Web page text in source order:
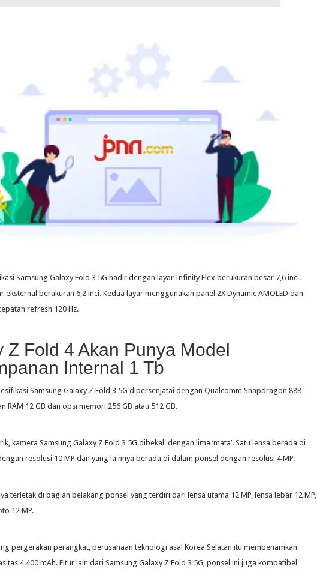
Samsung Galaxy Fold 3 5G hadir dengan layar Infinity Flex berukuran besar 7,6 inci.
eksternal berukuran 6,2 inci. Kedua layar menggunakan panel 2X Dynamic AMOLED dan
refresh 120 Hz.
Z Fold 4 Akan Punya Model
Internal 1 Tb
Samsung Galaxy Z Fold 3 5G dipersenjatai dengan Qualcomm Snapdragon 888
RAM 12 GB dan opsi memori 256 GB atau 512 GB.
kamera Samsung Galaxy Z Fold 3 5G dibekali dengan lima ‘mata’. Satu lensa berada di
resolusi 10 MP dan yang lainnya berada di dalam ponsel dengan resolusi 4 MP.
terletak di bagian belakang ponsel yang terdiri dari lensa utama 12 MP, lensa lebar 12 MP,
12 MP.
pergerakan perangkat, perusahaan teknologi asal Korea Selatan itu membenamkan
4.400 mAh. Fitur lain dari Samsung Galaxy Z Fold 3 5G, ponsel ini juga kompatibel